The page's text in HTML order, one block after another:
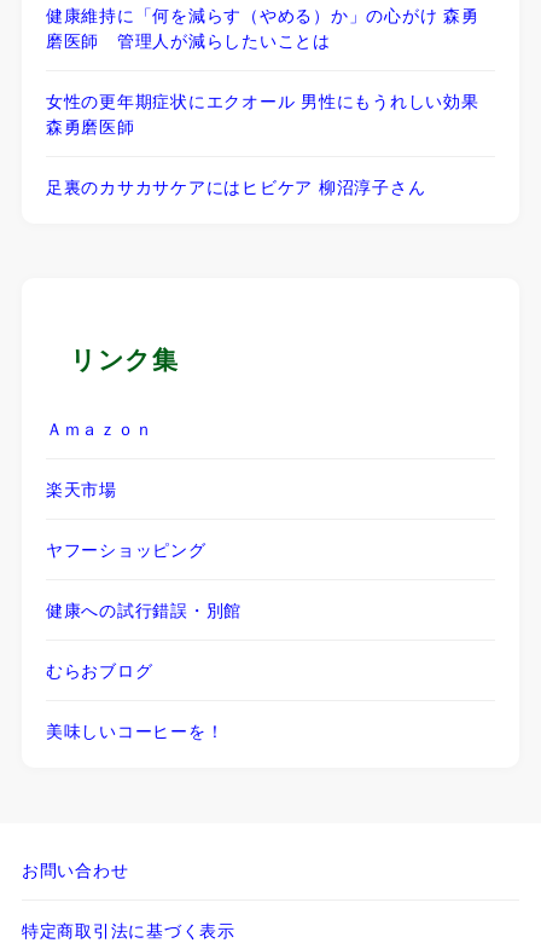
健康維持に「何を減らす（やめる）か」の心がけ 森勇
磨医師 管理人が減らしたいことは
女性の更年期症状にエクオール 男性にもうれしい効果
森勇磨医師
足裏のカサカサケアにはヒビケア 柳沼淳子さん
リンク集
Ａｍａｚｏｎ
楽天市場
ヤフーショッピング
健康への試行錯誤・別館
むらおブログ
美味しいコーヒーを！
お問い合わせ
特定商取引法に基づく表示